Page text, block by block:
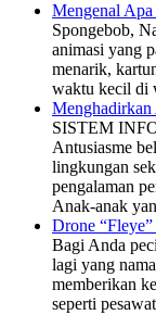
Mengenal
Spongebob,
animasi yang
menarik,
waktu kecil di
SISTEM
Antusiasme
lingkungan
pengalaman
Anak-anak
Drone
Bagi Anda
lagi yang
memberikan
seperti